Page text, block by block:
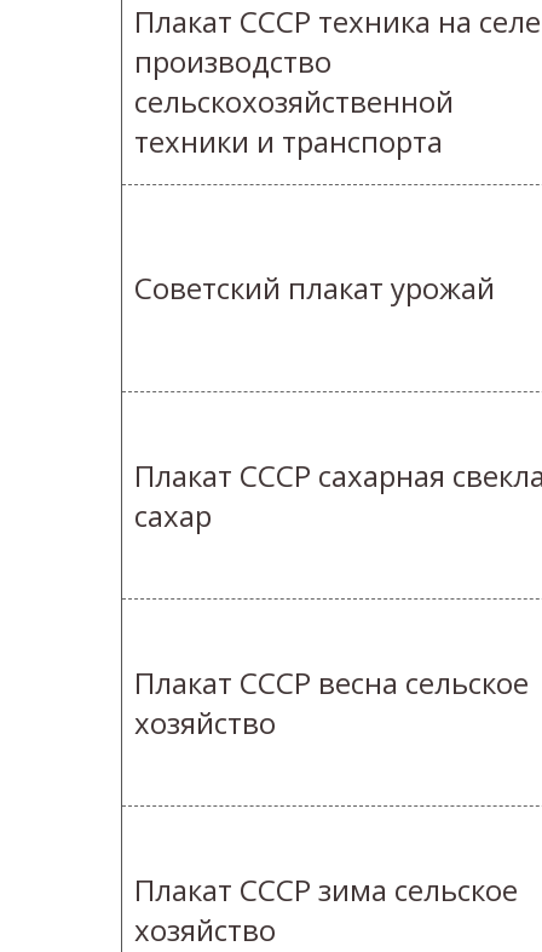
Плакат СССР техника на селе
производство
сельскохозяйственной
техники и транспорта
Советский плакат урожай
Плакат СССР сахарная
сахар
Плакат СССР весна сельское
хозяйство
Плакат СССР зима сельское
хозяйство